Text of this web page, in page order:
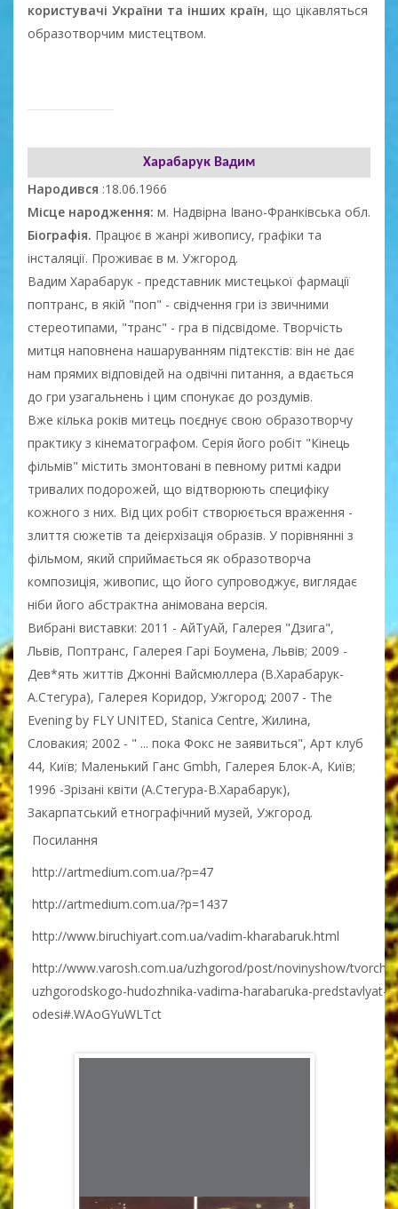
користувачі України та інших країн, що цікавляться
образотворчим мистецтвом.
Харабарук Вадим
Народився :18.06.1966
Місце народження: м. Надвірна Івано-Франківська обл.
Біографія. Працює в жанрі живопису, графіки та
інсталяції. Проживає в м. Ужгород.
Вадим Харабарук - представник мистецької фармації
поптранс, в якій "поп" - свідчення гри із звичними
стереотипами, "транс" - гра в підсвідоме. Творчість
митця наповнена нашаруванням підтекстів: він не дає
нам прямих відповідей на одвічні питання, а вдається
до гри узагальнень і цим спонукає до роздумів.
Вже кілька років митець поєднує свою образотворчу
практику з кінематографом. Серія його робіт "Кінець
фільмів" містить змонтовані в певному ритмі кадри
тривалих подорожей, що відтворюють специфіку
кожного з них. Від цих робіт створюється враження -
злиття сюжетів та деієрхізація образів. У порівнянні з
фільмом, який сприймається як образотворча
композиція, живопис, що його супроводжує, виглядає
ніби його абстрактна анімована версія.
Вибрані виставки: 2011 - АйТуАй, Галерея "Дзига",
Львів, Поптранс, Галерея Гарі Боумена, Львів; 2009 -
Дев*ять життів Джонні Вайсмюллера (В.Харабарук-
А.Стегура), Галерея Коридор, Ужгород; 2007 - The
Evening by FLY UNITED, Stanica Centre, Жилина,
Словакия; 2002 - " ... пока Фокс не заявиться", Арт клуб
44, Київ; Маленький Ганс Gmbh, Галерея Блок-А, Київ;
1996 -Зрізані квіти (А.Стегура-В.Харабарук),
Закарпатський етнографічний музей, Ужгород.
Посилання
http://artmedium.com.ua/?p=47
http://artmedium.com.ua/?p=1437
http://www.biruchiyart.com.ua/vadim-kharabaruk.html
http://www.varosh.com.ua/uzhgorod/post/novinyshow/
uzhgorodskogo-hudozhnika-vadima-harabaruka-predstavlyat-v-
odesi#.WAoGYuWLTct